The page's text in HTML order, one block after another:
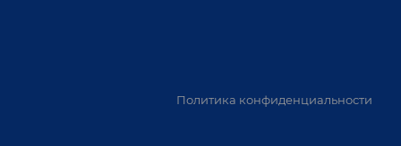
Политика конфиденциальности